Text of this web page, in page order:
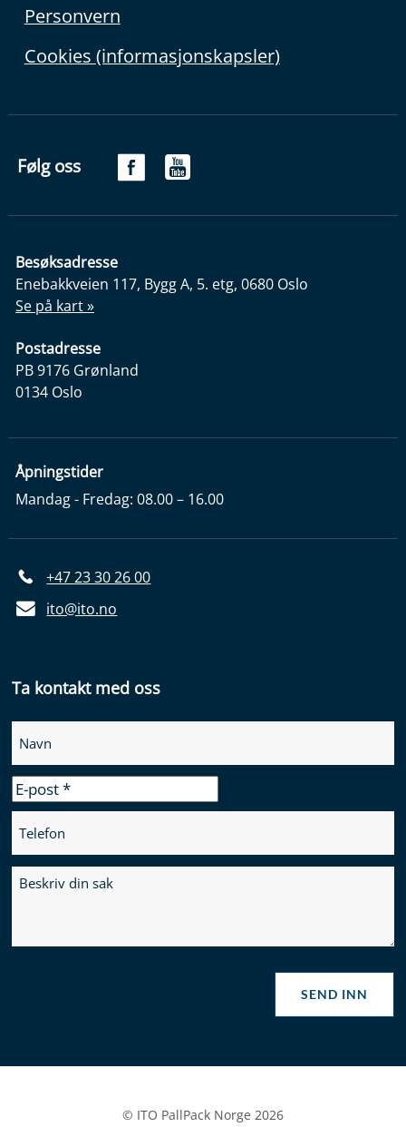
Personvern
Cookies (informasjonskapsler)
Følg oss
Besøksadresse
Enebakkveien 117, Bygg A, 5. etg, 0680 Oslo
Se på kart »
Postadresse
PB 9176 Grønland
0134 Oslo
Åpningstider
Mandag - Fredag: 08.00 – 16.00
+47 23 30 26 00
ito@ito.no
Ta kontakt med oss
SEND INN
© ITO PallPack Norge 2026